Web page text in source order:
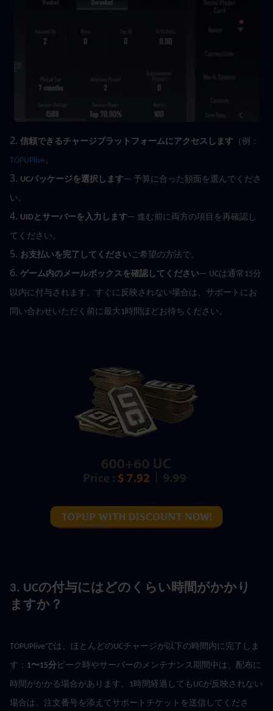
2. 信頼できるチャージプラットフォームにアクセスします （例：
TOPUPlive。
3. UCパッケージを選択します— 予算に合った額面を選んでくださ
い。
4. UIDとサーバーを入力します— 進む前に両方の項目を再確認し
てください。
5. お支払いを完了してくださいご希望の方法で。
6. ゲーム内のメールボックスを確認してください— UCは通常15分
以内に付与されます。すぐに反映されない場合は、サポートにお
問い合わせいただく前に最大1時間ほどお待ちください。
3. UCの付与にはどのくらい時間がかかり
ますか？
TOPUPliveでは、ほとんどのUCチャージが以下の時間内に完了しま
す： 1〜15分 ピーク時やサーバーのメンテナンス期間中は、配布に
時間がかかる場合があります。1時間経過してもUCが反映されない
場合は、注文番号を添えてサポートチケットを送信してくださ